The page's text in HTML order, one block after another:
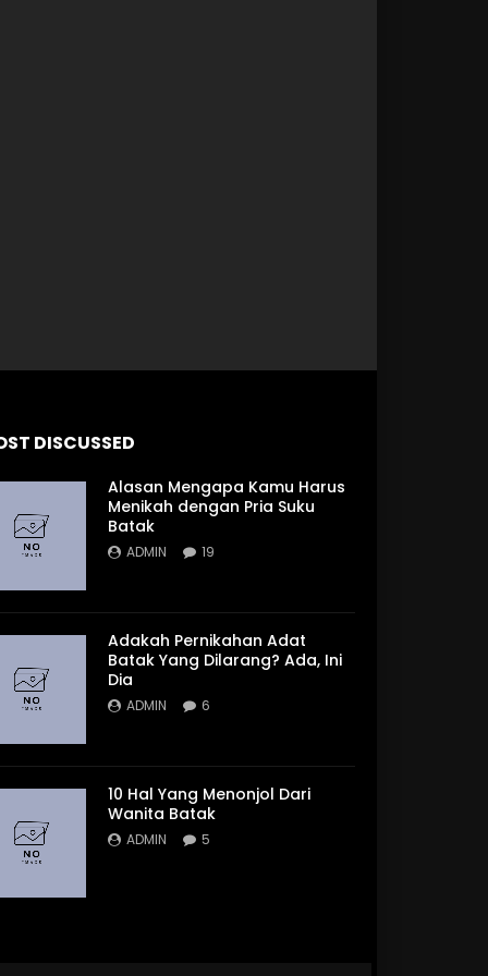
DISCUSSED
Alasan Mengapa Kamu Harus
Menikah dengan Pria Suku
Batak
ADMIN 19
Adakah Pernikahan Adat
Batak Yang Dilarang? Ada, Ini
Dia
ADMIN 6
10 Hal Yang Menonjol Dari
Wanita Batak
ADMIN 5